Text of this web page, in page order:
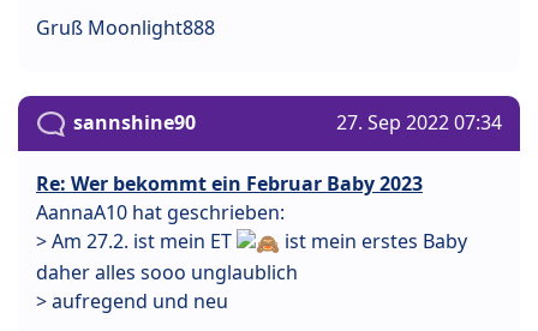
Gruß Moonlight888
sannshine90 27. Sep 2022 07:34
Re: Wer bekommt ein Februar Baby 2023
AannaA10 hat geschrieben:
> Am 27.2. ist mein ET
ist mein erstes Baby
daher alles sooo unglaublich
> aufregend und neu